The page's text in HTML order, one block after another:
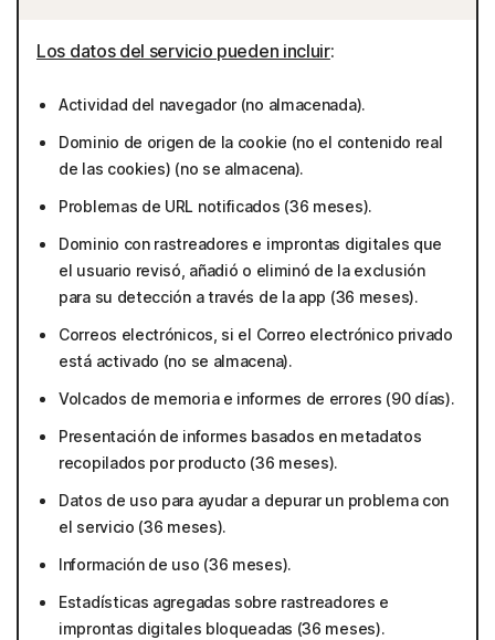
Los datos del servicio pueden incluir:
Actividad del navegador (no almacenada).
Dominio de origen de la cookie (no el contenido real
de las cookies) (no se almacena).
Problemas de URL notificados (36 meses).
Dominio con rastreadores e improntas digitales que
el usuario revisó, añadió o eliminó de la exclusión
para su detección a través de la app (36 meses).
Correos electrónicos, si el Correo electrónico privado
está activado (no se almacena).
Volcados de memoria e informes de errores (90 días).
Presentación de informes basados en metadatos
recopilados por producto (36 meses).
Datos de uso para ayudar a depurar un problema con
el servicio (36 meses).
Información de uso (36 meses).
Estadísticas agregadas sobre rastreadores e
improntas digitales bloqueadas (36 meses).